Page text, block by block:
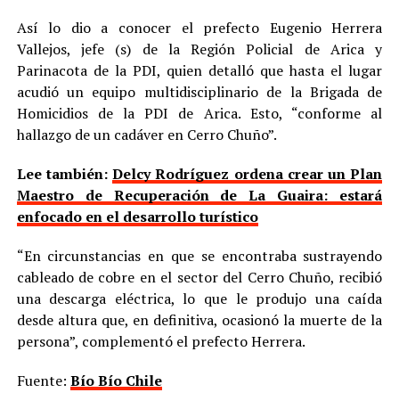
Así lo dio a conocer el prefecto Eugenio Herrera
Vallejos, jefe (s) de la Región Policial de Arica y
Parinacota de la PDI, quien detalló que hasta el lugar
acudió un equipo multidisciplinario de la Brigada de
Homicidios de la PDI de Arica. Esto, “conforme al
hallazgo de un cadáver en Cerro Chuño”.
Lee también:Delcy Rodríguez ordena crear un Plan
Maestro de Recuperación de La Guaira: estará
enfocado en el desarrollo turístico
“En circunstancias en que se encontraba sustrayendo
cableado de cobre en el sector del Cerro Chuño, recibió
una descarga eléctrica, lo que le produjo una caída
desde altura que, en definitiva, ocasionó la muerte de la
persona”, complementó el prefecto Herrera.
Fuente: Bío Bío Chile